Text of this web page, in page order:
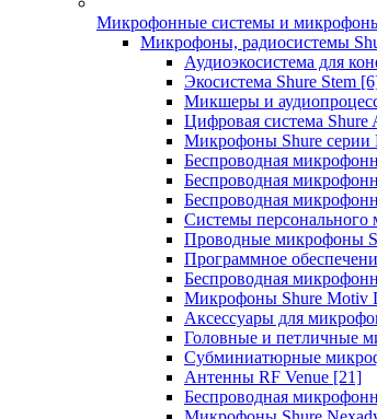
Микрофонные системы и
Микрофоны, радиосистемы
Аудиоэкосистема для
Экосистема Shure Stem
Микшеры и
Цифровая система Shure
Микрофоны Shure серии
Беспроводная
Беспроводная
Беспроводная
Системы персонального
Проводные микрофоны
Программное
Беспроводная
Микрофоны Shure Motiv
Аксессуары для
Головные и петличные
Субминиатюрные
Антенны RF Venue [21]
Беспроводная